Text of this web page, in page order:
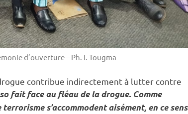
d’ouverture – Ph. I. Tougma
contribue indirectement à lutter contre
fait face au fléau de la drogue. Comme
s’accommodent aisément, en ce sens